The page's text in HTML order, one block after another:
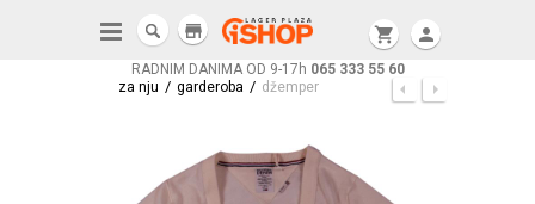
RADNIM DANIMA OD 9-17h 065 333 55 60
shopping_cart person
store
za nju / garderoba / džemper